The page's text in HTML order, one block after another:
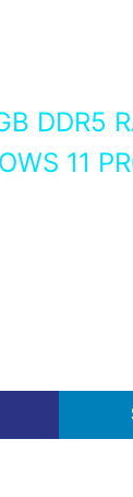
DDR5
11